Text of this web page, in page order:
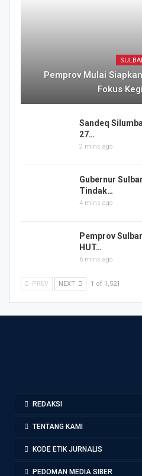
Pemprov Mulai
Fokus
Sandeq
27…
2 mins ago
Gubernur
Tindak…
4 mins ago
Pemprov
HUT…
6 mins ago
PREV NEXT 1 of 1,521
REDAKSI
TENTANG KAMI
KODE ETIK JURNALIS
PEDOMAN MEDIA SIBER